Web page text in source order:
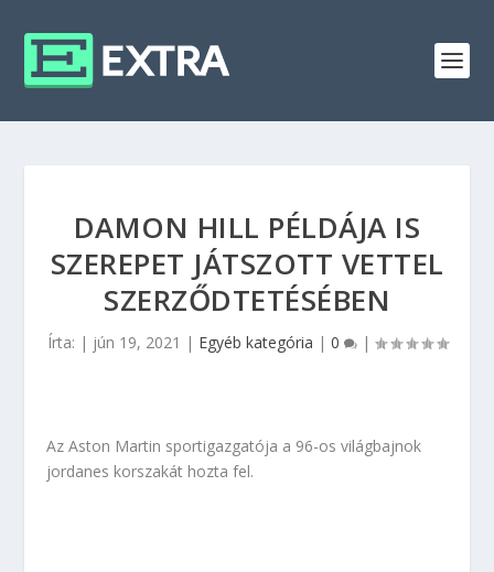
DAMON HILL PÉLDÁJA IS
SZEREPET JÁTSZOTT VETTEL
SZERZŐDTETÉSÉBEN
Írta: | jún 19, 2021 | Egyéb kategória | 0 |
Az Aston Martin sportigazgatója a 96-os világbajnok
jordanes korszakát hozta fel.